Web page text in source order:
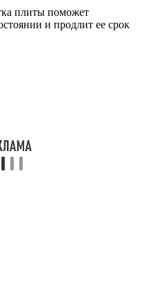
плиты поможет
и продлит ее срок